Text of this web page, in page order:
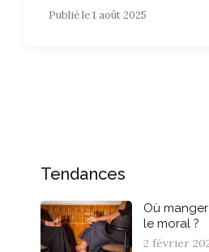
Publié le 1 août 2025
Tendances
Où
le moral ?
2 février